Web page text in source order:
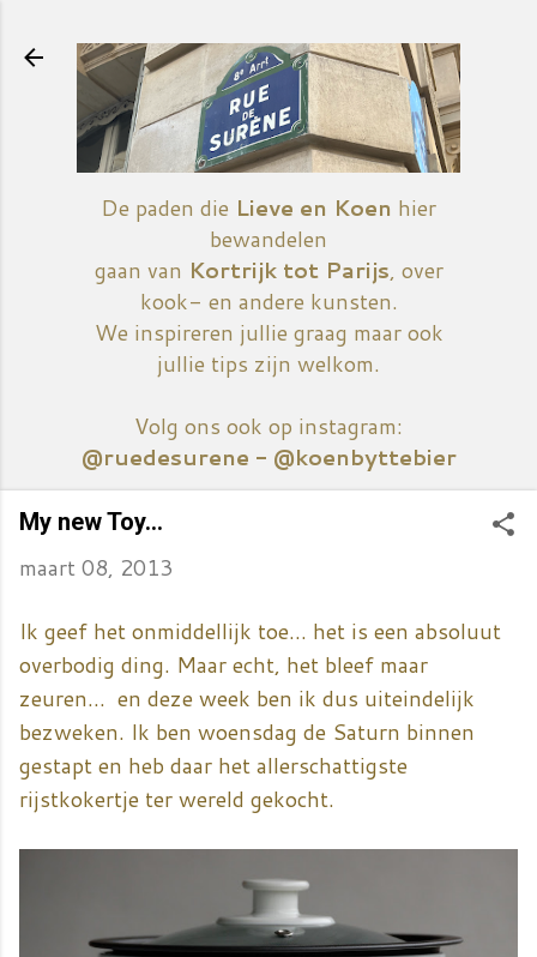
De paden die Lieve en Koen hier
bewandelen
gaan van Kortrijk tot Parijs, over
kook- en andere kunsten.
We inspireren jullie graag maar ook
jullie tips zijn welkom.
Volg ons ook op instagram:
@ruedesurene - @koenbyttebier
My new Toy...
maart 08, 2013
Ik geef het onmiddellijk toe... het is een absoluut
overbodig ding. Maar echt, het bleef maar
zeuren... en deze week ben ik dus uiteindelijk
bezweken. Ik ben woensdag de Saturn binnen
gestapt en heb daar het allerschattigste
rijstkokertje ter wereld gekocht.